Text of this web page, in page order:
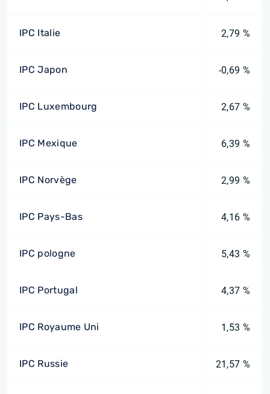
IPC Italie 2,79 %
IPC Japon -0,69 %
IPC Luxembourg 2,67 %
IPC Mexique 6,39 %
IPC Norvège 2,99 %
IPC Pays-Bas 4,16 %
IPC pologne 5,43 %
IPC Portugal 4,37 %
IPC Royaume Uni 1,53 %
IPC Russie 21,57 %